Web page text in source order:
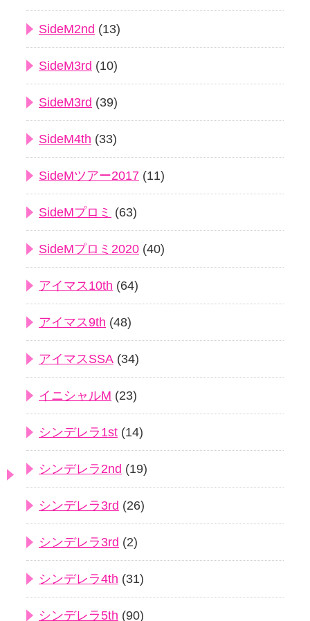
SideM2nd (13)
SideM3rd (10)
SideM3rd (39)
SideM4th (33)
SideMツアー2017 (11)
SideMプロミ (63)
SideMプロミ2020 (40)
アイマス10th (64)
アイマス9th (48)
アイマスSSA (34)
イニシャルM (23)
シンデレラ1st (14)
シンデレラ2nd (19)
シンデレラ3rd (26)
シンデレラ3rd (2)
シンデレラ4th (31)
シンデレラ5th (90)